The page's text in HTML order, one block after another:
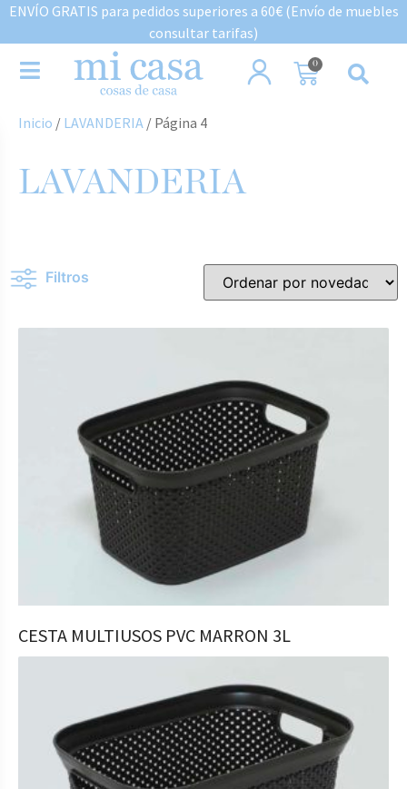
ENVÍO GRATIS para pedidos superiores a 60€ (Envío de muebles
consultar tarifas)
0
Inicio / LAVANDERIA / Página 4
LAVANDERIA
COMPRAR
CESTA MULTIUSOS PVC MARRON 3L